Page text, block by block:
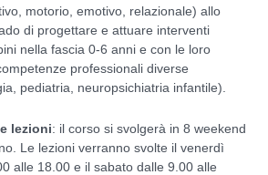
motorio, emotivo, relazionale) allo
di progettare e attuare interventi
nella fascia 0-6 anni e con le loro
professionali diverse
pediatria, neuropsichiatria infantile).
lezioni: il corso si svolgerà in 8 weekend
Le lezioni verranno svolte il venerdì
alle 18.00 e il sabato dalle 9.00 alle